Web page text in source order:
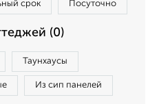
срок Посуточно
(0)
Таунхаусы
Из сип панелей